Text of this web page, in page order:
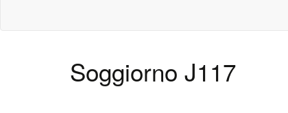
Soggiorno J117